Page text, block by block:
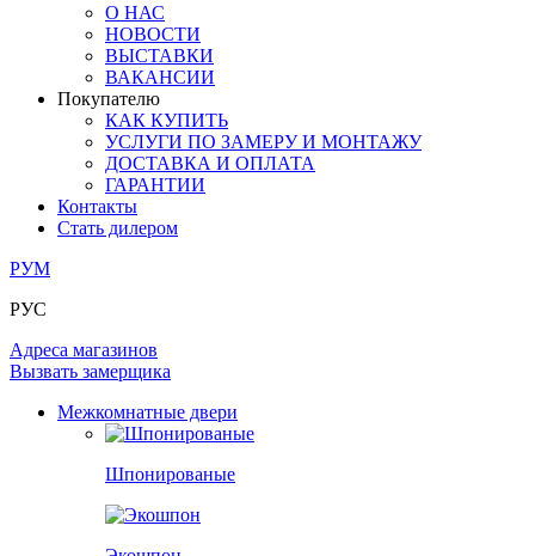
РАСПРОДАЖА ОСТАТКОВ
ВСЕ ДВЕРИ
РАЗДВИЖНЫЕ ПЕРЕГОРОДКИ
КОМПЛЕКТУЮЩИЕ
ОГРАНИЧИТЕЛИ
ПЕТЛИ
РАЗДВИЖНАЯ СИСТЕМА
СТЕНОВЫЕ ПАНЕЛИ
О НАС
НОВОСТИ
ВЫСТАВКИ
ВАКАНСИИ
Покупателю
КАК КУПИТЬ
УСЛУГИ ПО ЗАМЕРУ И МОНТАЖУ
ДОСТАВКА И ОПЛАТА
ГАРАНТИИ
Контакты
Стать дилером
РУМ
РУС
Адреса магазинов
Вызвать замерщика
Межкомнатные двери
Шпонированые